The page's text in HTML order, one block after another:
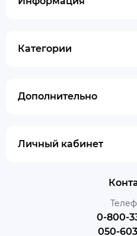
Категории
Дополнительно
Личный кабинет
0-800-
050-